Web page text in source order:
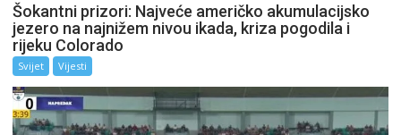
Šokantni prizori: Najveće američko akumulacijsko
jezero na najnižem nivou ikada, kriza pogodila i
rijeku Colorado
Svijet Vijesti